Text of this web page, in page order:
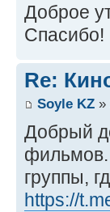
Доброе
Спасибо!
Re:
Soyle KZ »
Добрый
фильмов.
группы,
https://